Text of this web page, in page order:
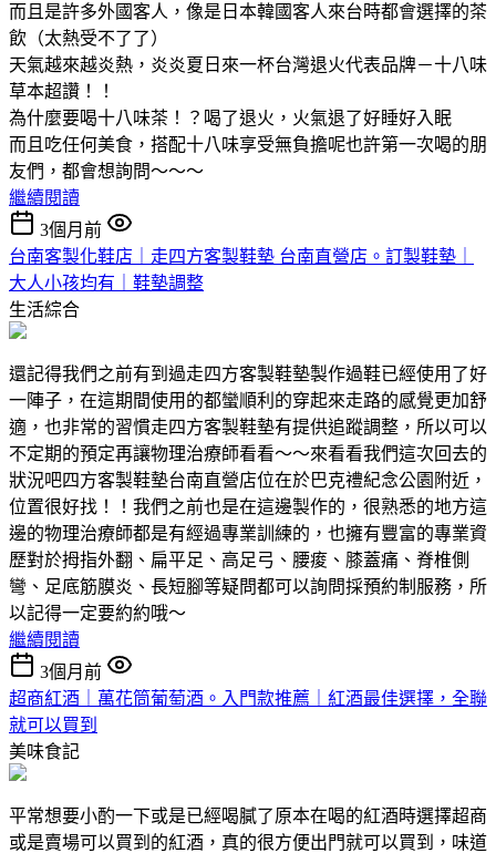
而且是許多外國客人，像是日本韓國客人來台時都會選擇的茶
飲（太熱受不了了）
天氣越來越炎熱，炎炎夏日來一杯台灣退火代表品牌－十八味
草本超讚！！
為什麼要喝十八味茶！？喝了退火，火氣退了好睡好入眠
而且吃任何美食，搭配十八味享受無負擔呢也許第一次喝的朋
友們，都會想詢問～～～
繼續閱讀
3個月前
台南客製化鞋店｜走四方客製鞋墊 台南直營店。訂製鞋墊｜
大人小孩均有｜鞋墊調整
生活綜合
還記得我們之前有到過走四方客製鞋墊製作過鞋已經使用了好
一陣子，在這期間使用的都蠻順利的穿起來走路的感覺更加舒
適，也非常的習慣走四方客製鞋墊有提供追蹤調整，所以可以
不定期的預定再讓物理治療師看看～～來看看我們這次回去的
狀況吧四方客製鞋墊台南直營店位在於巴克禮紀念公園附近，
位置很好找！！我們之前也是在這邊製作的，很熟悉的地方這
邊的物理治療師都是有經過專業訓練的，也擁有豐富的專業資
歷對於拇指外翻、扁平足、高足弓、腰痠、膝蓋痛、脊椎側
彎、足底筋膜炎、長短腳等疑問都可以詢問採預約制服務，所
以記得一定要約約哦～
繼續閱讀
3個月前
超商紅酒｜萬花筒葡萄酒。入門款推薦｜紅酒最佳選擇，全聯
就可以買到
美味食記
平常想要小酌一下或是已經喝膩了原本在喝的紅酒時選擇超商
或是賣場可以買到的紅酒，真的很方便出門就可以買到，味道